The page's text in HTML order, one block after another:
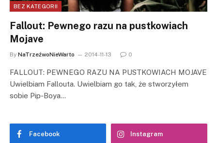
BEZ KATEGORII
Fallout: Pewnego razu na pustkowiach
Mojave
By NaTrzeźwoNieWarto 2014-11-13 0
FALLOUT: PEWNEGO RAZU NA PUSTKOWIACH MOJAVE
Uwielbiam Fallouta. Uwielbiam go tak, że stworzyłem
sobie Pip-Boya…
Facebook Instagram